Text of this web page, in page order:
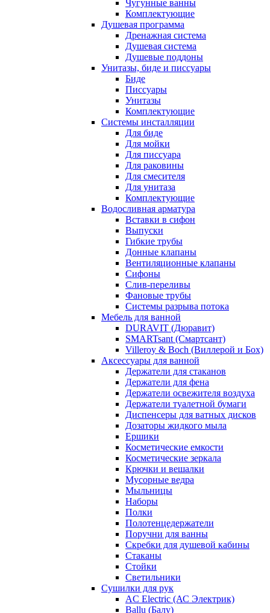
Чугунные ванны
Комплектующие
Душевая программа
Дренажная система
Душевая система
Душевые поддоны
Унитазы, биде и писсуары
Биде
Писсуары
Унитазы
Комплектующие
Системы инсталляции
Для биде
Для мойки
Для писсуара
Для раковины
Для смесителя
Для унитаза
Комплектующие
Водосливная арматура
Вставки в сифон
Выпуски
Гибкие трубы
Донные клапаны
Вентиляционные клапаны
Сифоны
Слив-переливы
Фановые трубы
Системы разрыва потока
Мебель для ванной
DURAVIT (Дюравит)
SMARTsant (Смартсант)
Villeroy & Boch (Виллерой и Бох)
Аксессуары для ванной
Держатели для стаканов
Держатели для фена
Держатели освежителя воздуха
Держатели туалетной бумаги
Диспенсеры для ватных дисков
Дозаторы жидкого мыла
Ершики
Косметические емкости
Косметические зеркала
Крючки и вешалки
Мусорные ведра
Мыльницы
Наборы
Полки
Полотенцедержатели
Поручни для ванны
Скребки для душевой кабины
Стаканы
Стойки
Светильники
Сушилки для рук
AC Electric (АС Электрик)
Ballu (Балу)